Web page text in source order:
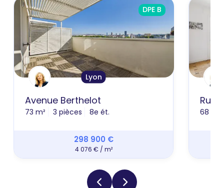
DPE B
Lyon
Avenue Berthelot
73 m² 3 pièces 8e ét.
298 900 €
4 076 € / m²
Rue
68 m²